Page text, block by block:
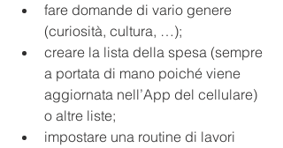
fare domande di vario genere
(curiosità, cultura, …);
creare la lista della spesa (sempre
a portata di mano poiché viene
aggiornata nell’App del cellulare)
o altre liste;
impostare una routine di lavori